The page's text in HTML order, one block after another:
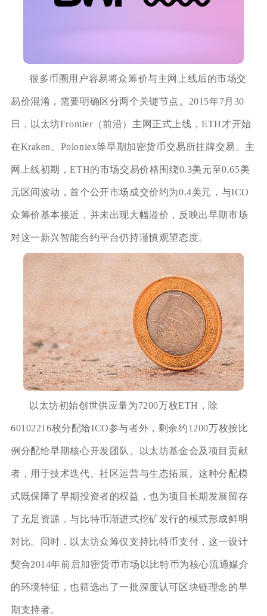
很多币圈用户容易将众筹价与主网上线后的市场交
易价混淆，需要明确区分两个关键节点。2015年7月30
日，以太坊Frontier（前沿）主网正式上线，ETH才开始
在Kraken、Poloniex等早期加密货币交易所挂牌交易。主
网上线初期，ETH的市场交易价格围绕0.3美元至0.65美
元区间波动，首个公开市场成交价约为0.4美元，与ICO
众筹价基本接近，并未出现大幅溢价，反映出早期市场
对这一新兴智能合约平台仍持谨慎观望态度。
以太坊初始创世供应量为7200万枚ETH，除
60102216枚分配给ICO参与者外，剩余约1200万枚按比
例分配给早期核心开发团队、以太坊基金会及项目贡献
者，用于技术迭代、社区运营与生态拓展。这种分配模
式既保障了早期投资者的权益，也为项目长期发展留存
了充足资源，与比特币渐进式挖矿发行的模式形成鲜明
对比。同时，以太坊众筹仅支持比特币支付，这一设计
契合2014年前后加密货币市场以比特币为核心流通媒介
的环境特征，也筛选出了一批深度认可区块链理念的早
期支持者。